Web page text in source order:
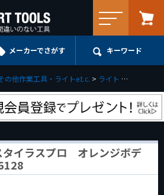
メーカーでさがす キーワード
の他作業工具・ライトe.t.c. ライト
タイラスプロ オレンジボデ